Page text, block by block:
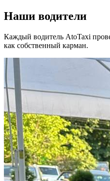
Наши водители
Каждый водитель AtoTaxi
как собственный карман.